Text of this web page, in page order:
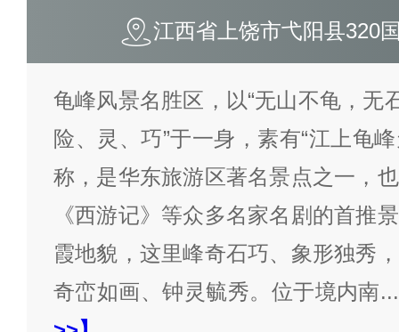
江西省上饶市弋阳县320
龟峰风景名胜区，以“无山不龟，无
险、灵、巧”于一身，素有“江上龟
称，是华东旅游区著名景点之一，
《西游记》等众多名家名剧的首推
霞地貌，这里峰奇石巧、象形独秀
奇峦如画、钟灵毓秀。位于境内南...